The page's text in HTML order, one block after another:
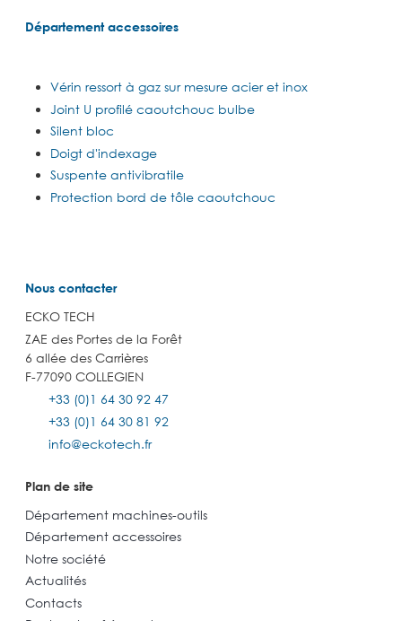
Département accessoires
Vérin ressort à gaz sur mesure acier et inox
Joint U profilé caoutchouc bulbe
Silent bloc
Doigt d'indexage
Suspente antivibratile
Protection bord de tôle caoutchouc
Nous contacter
ECKO TECH
ZAE des Portes de la Forêt
6 allée des Carrières
F-77090 COLLEGIEN
+33 (0)1 64 30 92 47
+33 (0)1 64 30 81 92
info@eckotech.fr
Plan de site
Département machines-outils
Département accessoires
Notre société
Actualités
Contacts